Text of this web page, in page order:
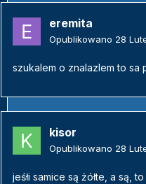
eremita
Opublikowano 28
szukalem o znalazlem to sa
kisor
Opublikowano 28
jeśłi samice są żółte, a są,